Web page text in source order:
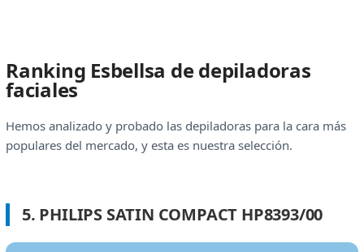
Ranking Esbellsa de depiladoras
faciales
Hemos analizado y probado las depiladoras para la cara más
populares del mercado, y esta es nuestra selección.
5. PHILIPS SATIN COMPACT HP8393/00